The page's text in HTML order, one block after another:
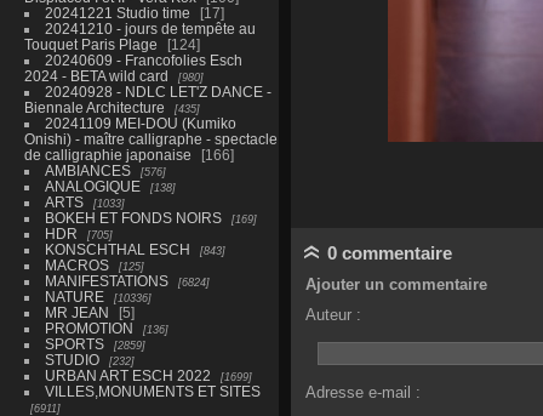
20241221 Studio time
17
20241210 - jours de tempête au
Touquet Paris Plage
124
20240609 - Francofolies Esch
2024 - BETA wild card
980
20240928 - NDLC LET'Z DANCE -
Biennale Architecture
435
20241109 MEI-DOU (Kumiko
Onishi) - maître calligraphe - spectacle
de calligraphie japonaise
166
AMBIANCES
576
ANALOGIQUE 138
ARTS 1033
BOKEH ET FONDS NOIRS 169
HDR 705
KONSCHTHAL ESCH 843
MACROS 125
MANIFESTATIONS 6824
NATURE 10336
MR JEAN
5
PROMOTION
136
SPORTS 2859
STUDIO 232
URBAN ART ESCH 2022 1699
VILLES,MONUMENTS ET SITES
6911
0 commentaire
Ajouter un commentaire
Auteur :
Adresse e-mail :